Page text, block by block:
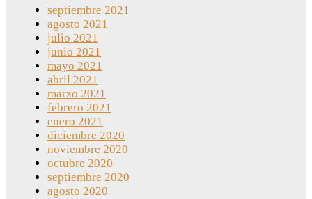
septiembre 2021
agosto 2021
julio 2021
junio 2021
mayo 2021
abril 2021
marzo 2021
febrero 2021
enero 2021
diciembre 2020
noviembre 2020
octubre 2020
septiembre 2020
agosto 2020